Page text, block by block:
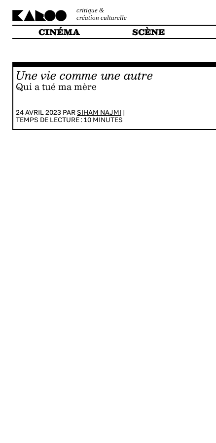
critique &
création culturelle
CINÉMA SCÈNE
Une vie comme une autre
Qui a tué ma mère
24 AVRIL 2023 PAR SIHAM NAJMI |
TEMPS DE LECTURE : 10 MINUTES